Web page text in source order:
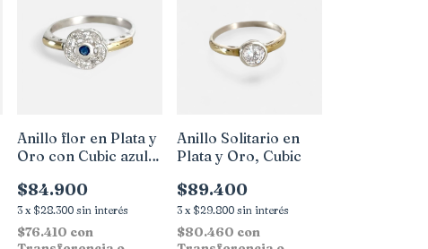
Anillo flor en Plata y
Oro con Cubic azul y
$84.900
3 x $28.300 sin interés
$76.410 con
Anillo Solitario en
Plata y Oro, Cubic
$89.400
3 x $29.800 sin interés
$80.460 con